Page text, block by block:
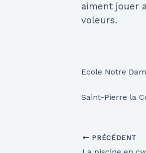
aiment jouer
voleurs.
Ecole Notre
Saint-Pierre la
PRÉCÉDENT